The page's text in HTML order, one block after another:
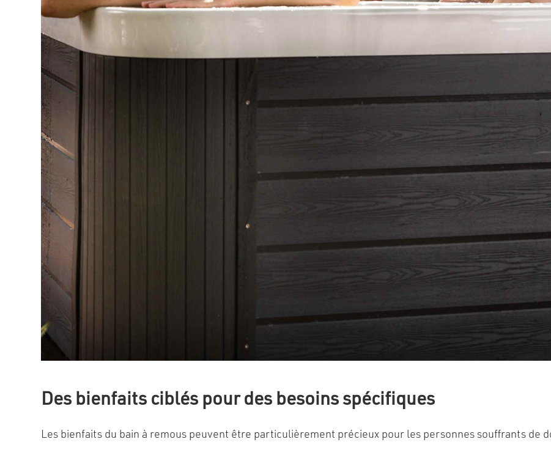
Des bienfaits ciblés pour des besoins spécifiques
Les bienfaits du bain à remous peuvent être particulièrement précieux pour les personnes souffrants de